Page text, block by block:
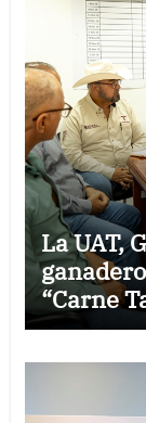
La UAT,
“Carne